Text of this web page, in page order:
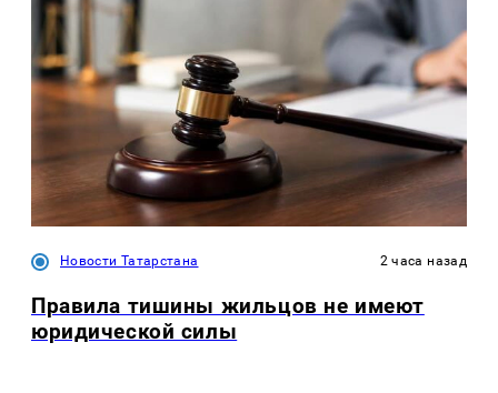
Новости Татарстана 2 часа назад
Правила тишины жильцов не имеют
юридической силы